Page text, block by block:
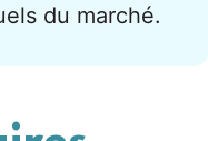
du marché.